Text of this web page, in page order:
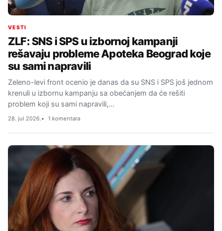
VESTI
ZLF: SNS i SPS u izbornoj kampanji
rešavaju probleme Apoteka Beograd koje
su sami napravili
Zeleno-levi front ocenio je danas da su SNS i SPS još jednom
krenuli u izbornu kampanju sa obećanjem da će rešiti
problem koji su sami napravili,…
28. jul 2026. 1 komentara